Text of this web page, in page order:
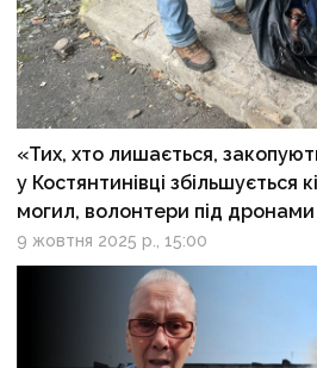
«Тих, хто лишається,
у Костянтинівці збільшується
могил, волонтери під дронами
9 жовтня 2025 р., 15:00